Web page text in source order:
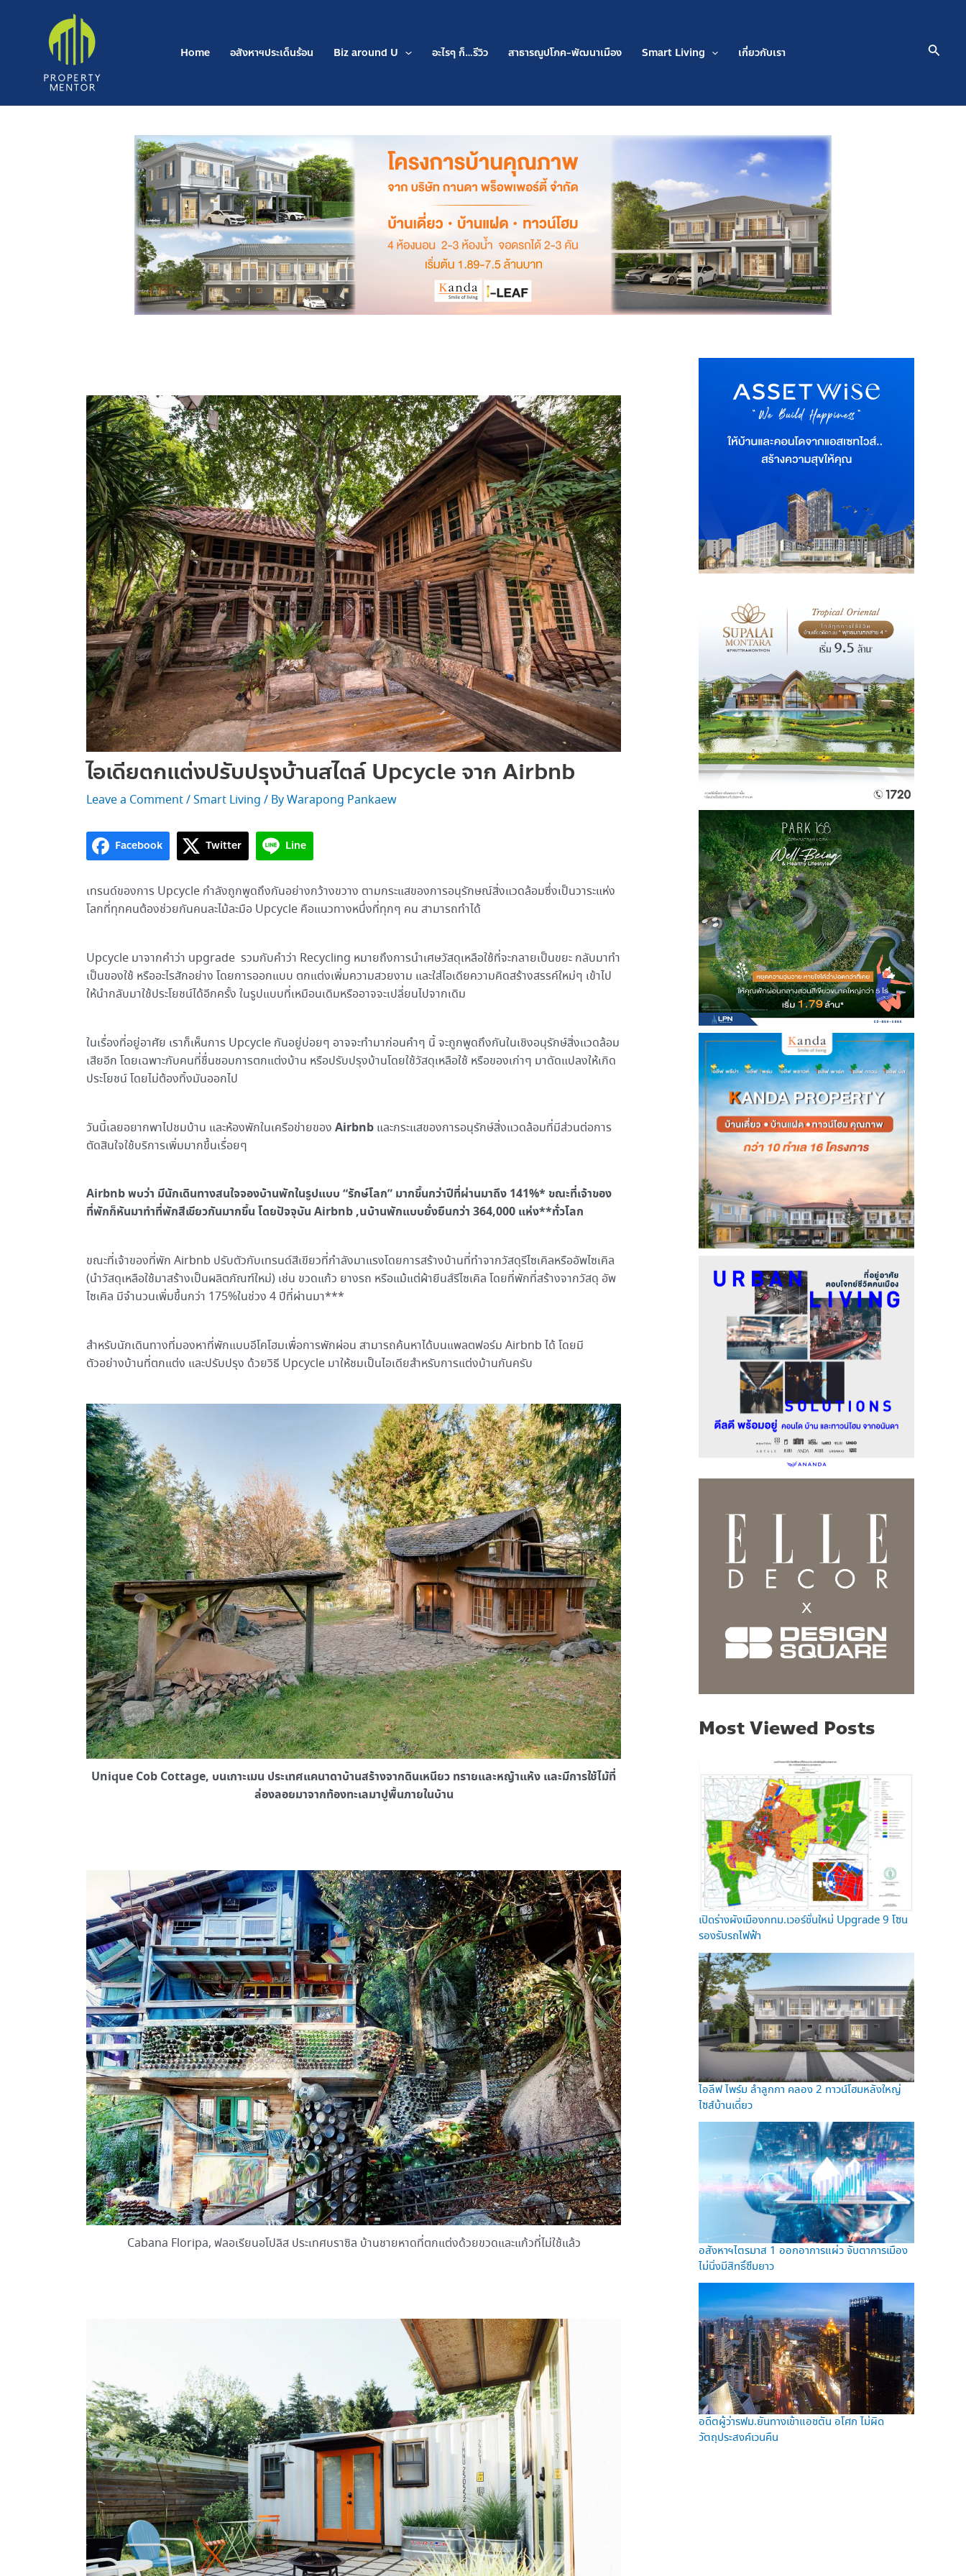
Home อสังหาฯประเด็นร้อน Biz around U อะไรๆ ก็…รีวิว สาธารณูปโภค-พัฒนาเมือง Smart Living เกี่ยวกับเรา
ไอเดียตกแต่งปรับปรุงบ้านสไตล์ Upcycle จาก Airbnb
Leave a Comment/Smart Living / ByWarapong Pankaew
Facebook Twitter Line
เทรนด์ของการ Upcycle กำลังถูกพูดถึงกันอย่างกว้างขวาง ตามกระแสของการอนุรักษณ์สิ่งแวดล้อมซึ่งเป็นวาระแห่ง
โลกที่ทุกคนต้องช่วยกันคนละไม้ละมือ Upcycle คือแนวทางหนึ่งที่ทุกๆ คน สามารถทำได้
Upcycle มาจากคำว่า upgrade รวมกับคำว่า Recycling หมายถึงการนำเศษวัสดุเหลือใช้ที่จะกลายเป็นขยะ กลับมาทำ
เป็นของใช้ หรืออะไรสักอย่าง โดยการออกแบบ ตกแต่งเพิ่มความสวยงาม และใส่ไอเดียความคิดสร้างสรรค์ใหม่ๆ เข้าไป
ให้นำกลับมาใช้ประโยชน์ได้อีกครั้ง ในรูปแบบที่เหมือนเดิมหรืออาจจะเปลี่ยนไปจากเดิม
ในเรื่องที่อยู่อาศัย เราก็เห็นการ Upcycle กันอยู่บ่อยๆ อาจจะทำมาก่อนคำๆ นี้ จะถูกพูดถึงกันในเชิงอนุรักษ์สิ่งแวดล้อม
เสียอีก โดยเฉพาะกับคนที่ชื่นชอบการตกแต่งบ้าน หรือปรับปรุงบ้านโดยใช้วัสดุเหลือใช้ หรือของเก่าๆ มาดัดแปลงให้เกิด
ประโยชน์ โดยไม่ต้องทิ้งมันออกไป
วันนี้เลยอยากพาไปชมบ้าน และห้องพักในเครือข่ายของ Airbnb และกระแสของการอนุรักษ์สิ่งแวดล้อมที่มีส่วนต่อการ
ตัดสินใจใช้บริการเพิ่มมากขึ้นเรื่อยๆ
Airbnb พบว่า มีนักเดินทางสนใจจองบ้านพักในรูปแบบ “รักษ์โลก” มากขึ้นกว่าปีที่ผ่านมาถึง 141%* ขณะที่เจ้าของ
ที่พักก็หันมาทำที่พักสีเขียวกันมากขึ้น โดยปัจจุบัน Airbnb ,uบ้านพักแบบยั่งยืนกว่า 364,000 แห่ง**ทั่วโลก
ขณะที่เจ้าของที่พัก Airbnb ปรับตัวกับเทรนด์สีเขียวที่กำลังมาแรงโดยการสร้างบ้านที่ทำจากวัสดุรีไซเคิลหรืออัพไซเคิล
(นำวัสดุเหลือใช้มาสร้างเป็นผลิตภัณฑ์ใหม่) เช่น ขวดแก้ว ยางรถ หรือแม้แต่ผ้ายีนส์รีไซเคิล โดยที่พักที่สร้างจากวัสดุ อัพ
ไซเคิล มีจำนวนเพิ่มขึ้นกว่า 175%ในช่วง 4 ปีที่ผ่านมา***
สำหรับนักเดินทางที่มองหาที่พักแบบอีโคโฮมเพื่อการพักผ่อน สามารถค้นหาได้บนแพลตฟอร์ม Airbnb ได้ โดยมี
ตัวอย่างบ้านที่ตกแต่ง และปรับปรุง ด้วยวิธี Upcycle มาให้ชมเป็นไอเดียสำหรับการแต่งบ้านกันครับ
Unique Cob Cottage, บนเกาะเมน ประเทศแคนาดาบ้านสร้างจากดินเหนียว ทรายและหญ้าแห้ง และมีการใช้ไม้ที่
ล่องลอยมาจากท้องทะเลมาปูพื้นภายในบ้าน
Cabana Floripa, ฟลอเรียนอโปลิส ประเทศบราซิล บ้านชายหาดที่ตกแต่งด้วยขวดและแก้วที่ไม่ใช้แล้ว
navigation
Most Viewed Posts
เปิดร่างผังเมืองกทม.เวอร์ชั่นใหม่ Upgrade 9 โซน
รองรับรถไฟฟ้า
ไอลีฟ ไพร์ม ลำลูกกา คลอง 2 ทาวน์โฮมหลังใหญ่
ไซส์บ้านเดี่ยว
อสังหาฯไตรมาส 1 ออกอาการแผ่ว จับตาการเมือง
ไม่นิ่งมีสิทธิ์ซึมยาว
อดีตผู้ว่ารฟม.ยันทางเข้าแอชตัน อโศก ไม่ผิด
วัตถุประสงค์เวนคืน